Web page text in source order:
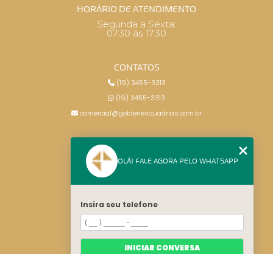
HORÁRIO DE ATENDIMENTO
Segunda a Sexta:
07:30 às 17:30
CONTATOS
(19) 3455-3313
(19) 3455-3313
comercial@goldenesquadrias.com.br
HOME
CATEGORIAS
MAPA DO SITE
OLÁ! FALE AGORA PELO WHATSAPP
Insira seu telefone
INICIAR CONVERSA